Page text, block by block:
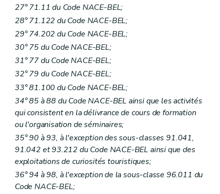
27° 71.11 du Code NACE-BEL;
28° 71.122 du Code NACE-BEL;
29° 74.202 du Code NACE-BEL;
30° 75 du Code NACE-BEL;
31° 77 du Code NACE-BEL;
32° 79 du Code NACE-BEL;
33° 81.100 du Code NACE-BEL;
34° 85 à 88 du Code NACE-BEL ainsi que les activités
qui consistent en la délivrance de cours de formation
ou l'organisation de séminaires;
35° 90 à 93, à l'exception des sous-classes 91.041,
91.042 et 93.212 du Code NACE-BEL ainsi que des
exploitations de curiosités touristiques;
36° 94 à 98, à l'exception de la sous-classe 96.011 du
Code NACE-BEL;